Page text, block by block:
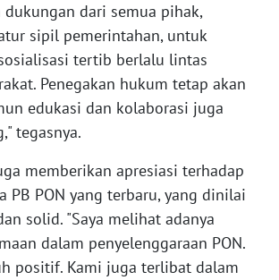
dari semua pihak,
sipil pemerintahan, untuk
tertib berlalu lintas
Penegakan hukum tetap akan
edukasi dan kolaborasi juga
tegasnya.
memberikan apresiasi terhadap
PB PON yang terbaru, yang dinilai
solid. "Saya melihat adanya
dalam penyelenggaraan PON.
positif. Kami juga terlibat dalam